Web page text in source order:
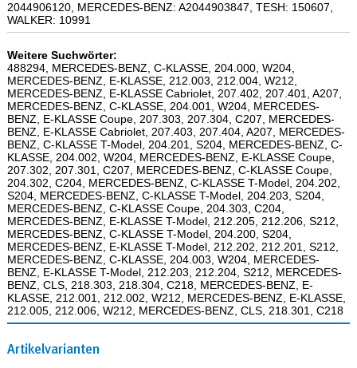
2044906120, MERCEDES-BENZ: A2044903847, TESH: 150607,
WALKER: 10991
Weitere Suchwörter:
488294, MERCEDES-BENZ, C-KLASSE, 204.000, W204,
MERCEDES-BENZ, E-KLASSE, 212.003, 212.004, W212,
MERCEDES-BENZ, E-KLASSE Cabriolet, 207.402, 207.401, A207,
MERCEDES-BENZ, C-KLASSE, 204.001, W204, MERCEDES-
BENZ, E-KLASSE Coupe, 207.303, 207.304, C207, MERCEDES-
BENZ, E-KLASSE Cabriolet, 207.403, 207.404, A207, MERCEDES-
BENZ, C-KLASSE T-Model, 204.201, S204, MERCEDES-BENZ, C-
KLASSE, 204.002, W204, MERCEDES-BENZ, E-KLASSE Coupe,
207.302, 207.301, C207, MERCEDES-BENZ, C-KLASSE Coupe,
204.302, C204, MERCEDES-BENZ, C-KLASSE T-Model, 204.202,
S204, MERCEDES-BENZ, C-KLASSE T-Model, 204.203, S204,
MERCEDES-BENZ, C-KLASSE Coupe, 204.303, C204,
MERCEDES-BENZ, E-KLASSE T-Model, 212.205, 212.206, S212,
MERCEDES-BENZ, C-KLASSE T-Model, 204.200, S204,
MERCEDES-BENZ, E-KLASSE T-Model, 212.202, 212.201, S212,
MERCEDES-BENZ, C-KLASSE, 204.003, W204, MERCEDES-
BENZ, E-KLASSE T-Model, 212.203, 212.204, S212, MERCEDES-
BENZ, CLS, 218.303, 218.304, C218, MERCEDES-BENZ, E-
KLASSE, 212.001, 212.002, W212, MERCEDES-BENZ, E-KLASSE,
212.005, 212.006, W212, MERCEDES-BENZ, CLS, 218.301, C218
Artikelvarianten